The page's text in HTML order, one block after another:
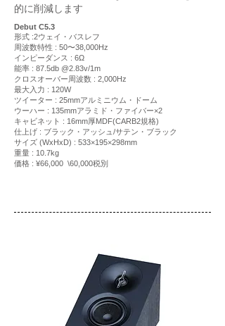
的に削減します
Debut C5.3
形式 :2ウェイ・バスレフ
周波数特性 : 50〜38,000Hz
インピーダンス : 6Ω
能率 : 87.5db @2.83v/1m
ク ロスオーバー周波数 : 2,000Hz
最大入力 : 120W
ツイーター : 25mmアルミニウム・ドーム
ウーハー : 135mmアラミド・ファイバー×2
キャビネット : 16mm厚MDF(CARB2規格)
仕上げ : ブラック・アッシュ/サテン・ブラック
サイズ (WxHxD) : 533×195×298mm
重量 : 10.7kg
価格 : ¥66,000 \60,000税別